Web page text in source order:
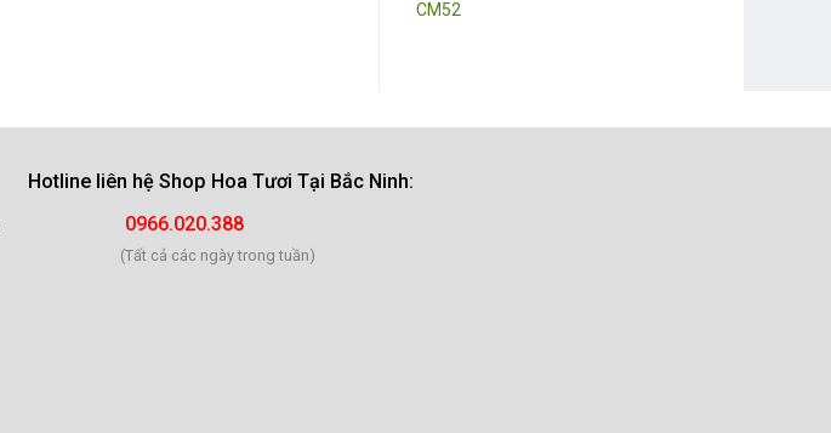
Hotline liên hệ Shop Hoa Tươi Tại Bắc Ninh:
0966.020.388
(Tất cả các ngày trong tuần)